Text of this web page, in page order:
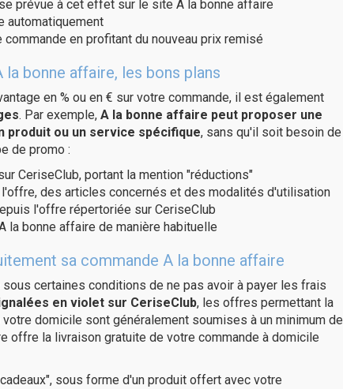
prévue à cet effet sur le site A la bonne affaire
automatiquement
en profitant du nouveau prix remisé
bonne affaire, les bons plans
en % ou en € sur votre commande, il est également
. Par exemple, A la bonne affaire peut proposer une
ou un service spécifique, sans qu'il soit besoin de
de promo :
CeriseClub, portant la mention "réductions"
des articles concernés et des modalités d'utilisation
l'offre répertoriée sur CeriseClub
la bonne affaire de manière habituelle
sa commande A la bonne affaire
certaines conditions de ne pas avoir à payer les frais
en violet sur CeriseClub, les offres permettant la
domicile sont généralement soumises à un minimum de
offre la livraison gratuite de votre commande à domicile
sous forme d'un produit offert avec votre